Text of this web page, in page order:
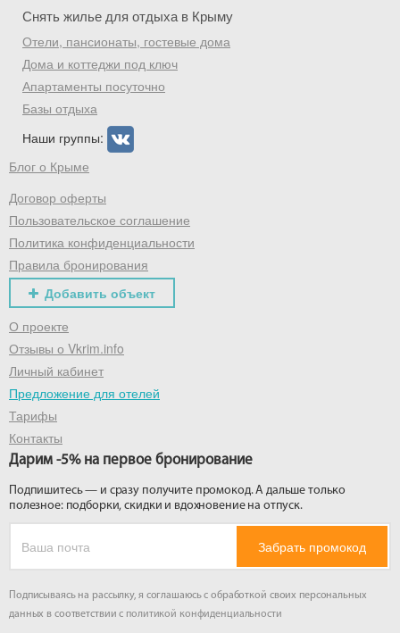
Снять жилье для отдыха в Крыму
Отели, пансионаты, гостевые дома
Дома и коттеджи под ключ
Апартаменты посуточно
Базы отдыха
Наши группы:
Блог о Крыме
Договор оферты
Пользовательское соглашение
Политика конфиденциальности
Правила бронирования
Добавить объект
О проекте
Отзывы о Vkrim.info
Личный кабинет
Предложение для отелей
Тарифы
Контакты
Дарим -5% на первое бронирование
Подпишитесь — и сразу получите промокод. А дальше только
полезное: подборки, скидки и вдохновение на отпуск.
Забрать промокод
Подписываясь на рассылку, я соглашаюсь с обработкой своих персональных
данных в соответствии с политикой конфиденциальности